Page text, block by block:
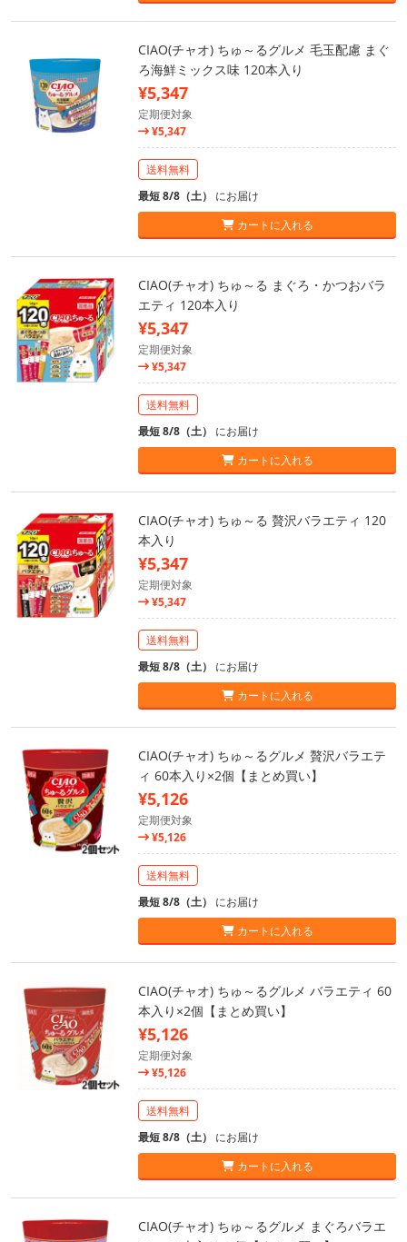
CIAO(チャオ) ちゅ～るグルメ 毛玉配慮 まぐ
ろ海鮮ミックス味 120本入り
¥5,347
定期便対象
¥5,347
送料無料
最短 8/8（土） にお届け
カートに入れる
CIAO(チャオ) ちゅ～る まぐろ・かつおバラ
エティ 120本入り
¥5,347
定期便対象
¥5,347
送料無料
最短 8/8（土） にお届け
カートに入れる
CIAO(チャオ) ちゅ～る 贅沢バラエティ 120
本入り
¥5,347
定期便対象
¥5,347
送料無料
最短 8/8（土） にお届け
カートに入れる
CIAO(チャオ) ちゅ～るグルメ 贅沢バラエテ
ィ 60本入り×2個【まとめ買い】
¥5,126
定期便対象
¥5,126
送料無料
最短 8/8（土） にお届け
カートに入れる
CIAO(チャオ) ちゅ～るグルメ バラエティ 60
本入り×2個【まとめ買い】
¥5,126
定期便対象
¥5,126
送料無料
最短 8/8（土） にお届け
カートに入れる
CIAO(チャオ) ちゅ～るグルメ まぐろバラエ